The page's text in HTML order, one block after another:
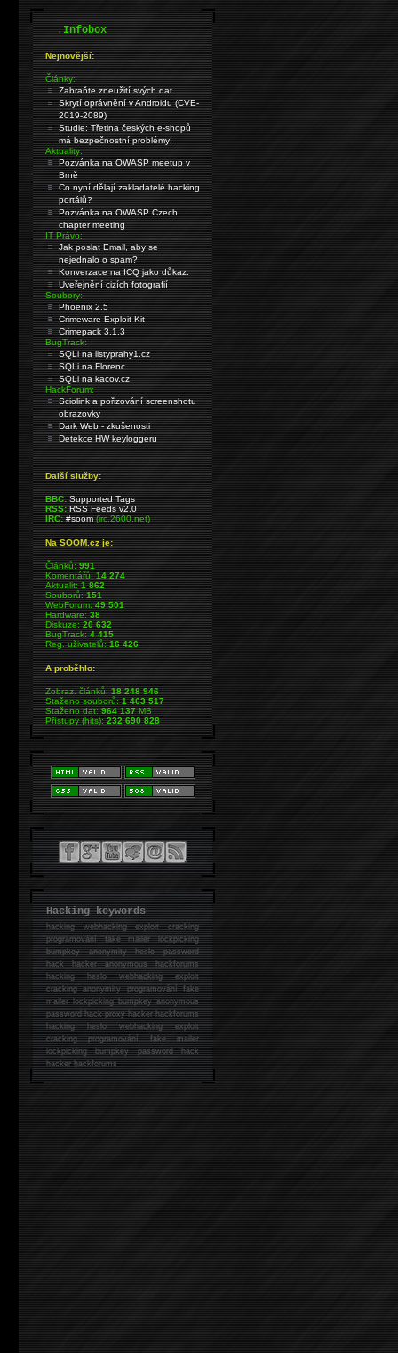
.Infobox
Nejnovější:
Články:
Zabraňte zneužití svých dat
Skrytí oprávnění v Androidu (CVE-
2019-2089)
Studie: Třetina českých e-shopů
má bezpečnostní problémy!
Aktuality:
Pozvánka na OWASP meetup v
Brně
Co nyní dělají zakladatelé hacking
portálů?
Pozvánka na OWASP Czech
chapter meeting
IT Právo:
Jak poslat Email, aby se
nejednalo o spam?
Konverzace na ICQ jako důkaz.
Uveřejnění cizích fotografií
Soubory:
Phoenix 2.5
Crimeware Exploit Kit
Crimepack 3.1.3
BugTrack:
SQLi na listyprahy1.cz
SQLi na Florenc
SQLi na kacov.cz
HackForum:
Sciolink a pořizování screenshotu
obrazovky
Dark Web - zkušenosti
Detekce HW keyloggeru
Další služby:
BBC: Supported Tags
RSS: RSS Feeds v2.0
IRC: #soom(irc.2600.net)
Na SOOM.cz je:
Článků:991
Komentářů:14 274
Aktualit:1 862
Souborů:151
WebForum:49 501
Hardware:38
Diskuze:20 632
BugTrack:4 415
Reg. uživatelů:16 426
A proběhlo:
Zobraz. článků:18 248 946
Staženo souborů:1 463 517
Staženo dat:964 137MB
Přístupy (hits):232 690 828
Hacking keywords
hackingwebhacking exploit cracking
programování fake mailer lockpicking
bumpkey anonymity heslo password
hackhacker anonymous hackforums
hackingheslo webhacking exploit
cracking anonymity programování fake
mailer lockpicking bumpkey anonymous
password hack proxy hacker hackforums
hacking heslo webhacking exploit
cracking programování fake mailer
lockpicking bumpkey password hack
hackerhackforums